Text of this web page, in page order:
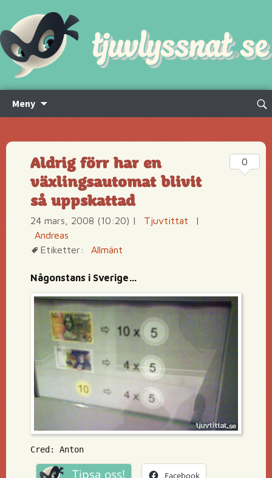
Meny
innehåll
Sök
Aldrig förr har en
växlingsautomat blivit
så uppskattad
24 mars, 2008 (10:20) | Tjuvtittat
|
Andreas
Etiketter:
Allmänt
Någonstans i Sverige…
Cred: Anton
Tipsa oss! Facebook
0